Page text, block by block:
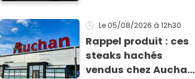
comment l'éviter
Le 05/08/2026 à 12h30
Rappel produit : ces
steaks hachés
vendus chez Auchan